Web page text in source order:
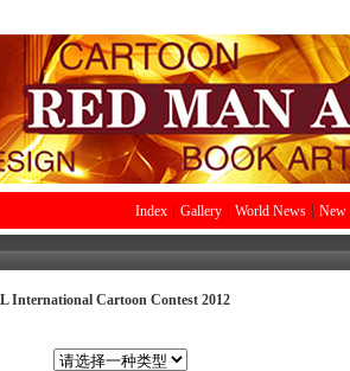
Index Gallery World News New
International Cartoon Contest 2012